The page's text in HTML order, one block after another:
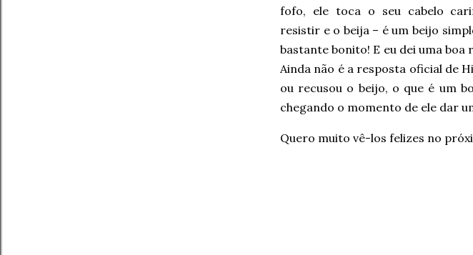
fofo, ele toca o seu cabelo
resistir e o beija – é um beijo
bastante bonito! E eu dei uma boa
Ainda não é a resposta oficial de
ou recusou o beijo, o que é um
chegando o momento de ele dar
Quero muito vê-los felizes no